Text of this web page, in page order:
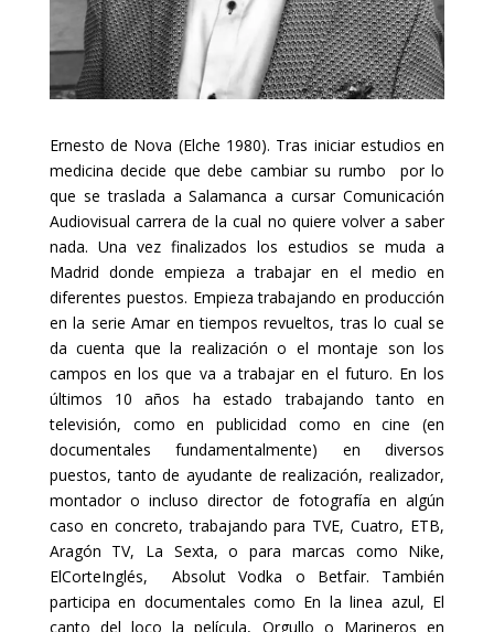
Ernesto de Nova (Elche 1980). Tras iniciar estudios en
medicina decide que debe cambiar su rumbo por lo
que se traslada a Salamanca a cursar Comunicación
Audiovisual carrera de la cual no quiere volver a saber
nada. Una vez finalizados los estudios se muda a
Madrid donde empieza a trabajar en el medio en
diferentes puestos. Empieza trabajando en producción
en la serie Amar en tiempos revueltos, tras lo cual se
da cuenta que la realización o el montaje son los
campos en los que va a trabajar en el futuro. En los
últimos 10 años ha estado trabajando tanto en
televisión, como en publicidad como en cine (en
documentales fundamentalmente) en diversos
puestos, tanto de ayudante de realización, realizador,
montador o incluso director de fotografía en algún
caso en concreto, trabajando para TVE, Cuatro, ETB,
Aragón TV, La Sexta, o para marcas como Nike,
ElCorteInglés, Absolut Vodka o Betfair. También
participa en documentales como En la linea azul, El
canto del loco la película, Orgullo o Marineros en